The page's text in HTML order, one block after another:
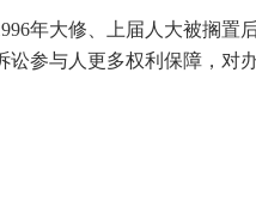
年大修、上届人大被搁置
参与人更多权利保障，对